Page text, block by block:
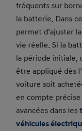
fréquents sur
la batterie. Dans
permet d’ajuster
vie réelle. Si la
la période initiale,
être appliqué dès
voiture soit
en compte
avancées dans les
véhicules